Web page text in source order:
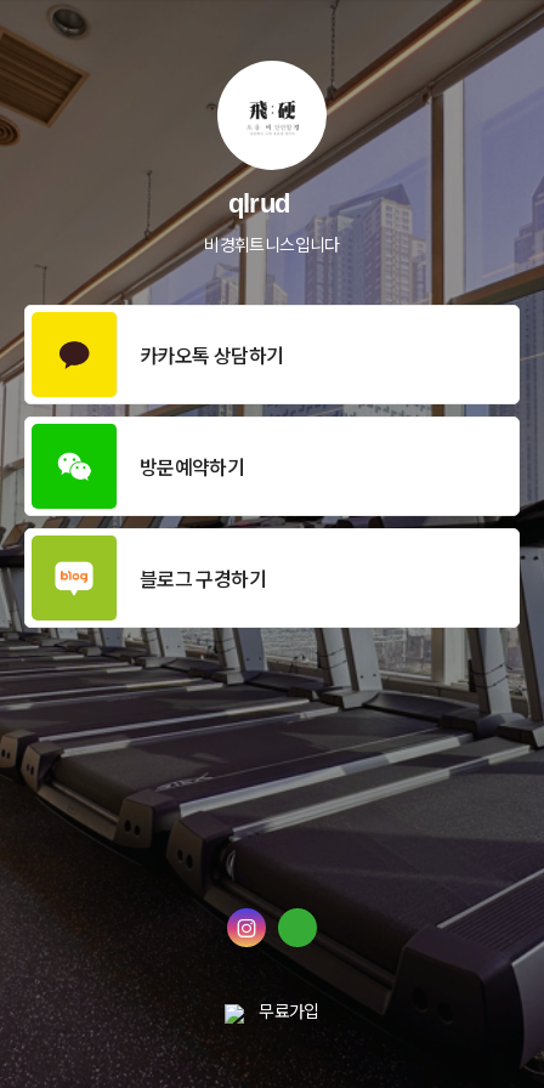
qlrud
비경휘트니스입니다
카카오톡 상담하기
방문예약하기
블로그 구경하기
무료가입